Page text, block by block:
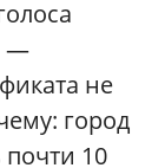
—
не
город
почти 10